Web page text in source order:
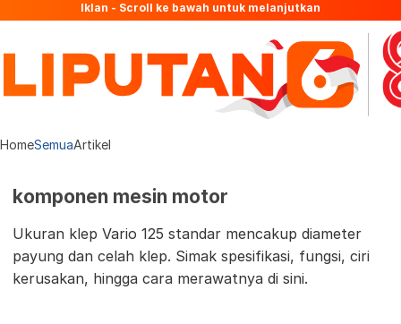
Iklan - Scroll ke bawah untuk melanjutkan
HomeSemuaArtikel
komponen mesin motor
Ukuran klep Vario 125 standar mencakup diameter
payung dan celah klep. Simak spesifikasi, fungsi, ciri
kerusakan, hingga cara merawatnya di sini.